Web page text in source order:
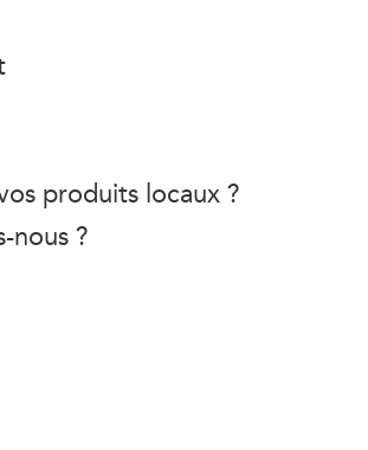
produits locaux ?
nous ?